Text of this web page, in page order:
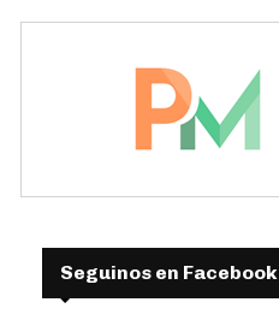
Seguinos en Facebook